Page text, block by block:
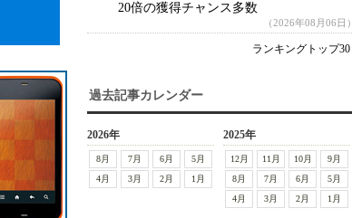
20倍の獲得チャンス多数
（2026年08月06日）
ランキングトップ30
過去記事カレンダー
2026年
8月 7月 6月
5月
4月
3月 2月 1月
2025年
12月 11月 10月
9月
8月
7月 6月
5月
4月
3月 2月 1月